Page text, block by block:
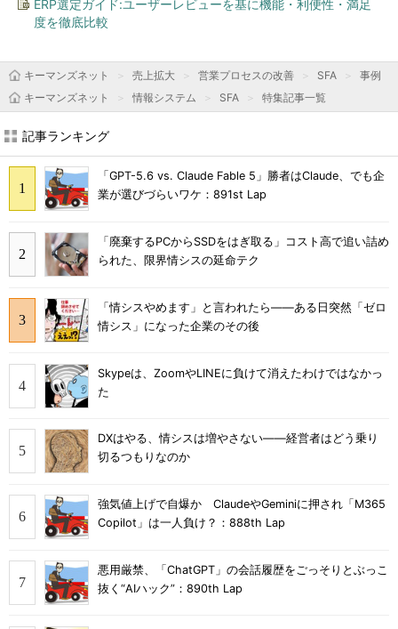
ERP選定ガイド:ユーザーレビューを基に機能・利便性・満足
度を徹底比較
キーマンズネット 売上拡大 営業プロセスの改善 SFA
事例
キーマンズネット
情報システム SFA 特集記事一覧
記事ランキング
「GPT-5.6 vs. Claude Fable 5」勝者はClaude、でも企
業が選びづらいワケ：891st Lap
「廃棄するPCからSSDをはぎ取る」コスト高で追い詰め
られた、限界情シスの延命テク
「情シスやめます」と言われたら――ある日突然「ゼロ
情シス」になった企業のその後
Skypeは、ZoomやLINEに負けて消えたわけではなかっ
た
DXはやる、情シスは増やさない――経営者はどう乗り
切るつもりなのか
強気値上げで自爆か ClaudeやGeminiに押され「M365
Copilot」は一人負け？：888th Lap
悪用厳禁、「ChatGPT」の会話履歴をごっそりとぶっこ
抜く“AIハック”：890th Lap